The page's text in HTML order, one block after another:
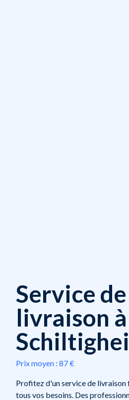
Service de
livraison à
Prix moyen : 87 €
Profitez d'un service de
tous vos besoins. Des